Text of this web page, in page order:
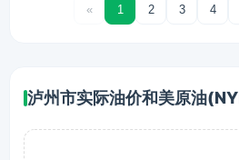
« 1 2 3 4
泸州市实际油价和美原油